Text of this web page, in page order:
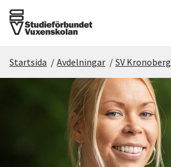
Det här gör vi
För dig som
Sök kurser och evenemang
Startsida / Avdelningar / SV Kronoberg